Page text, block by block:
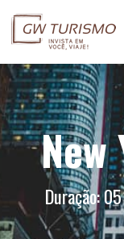
Duração: